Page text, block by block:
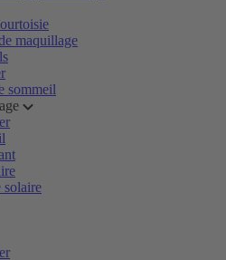
maquillage
sommeil
solaire